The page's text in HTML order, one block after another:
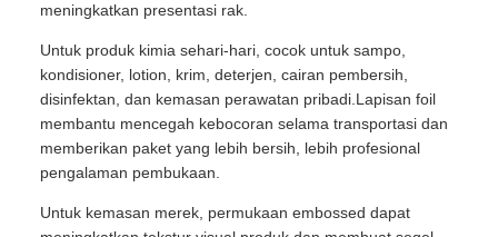
meningkatkan presentasi rak.
Untuk produk kimia sehari-hari, cocok untuk sampo,
kondisioner, lotion, krim, deterjen, cairan pembersih,
disinfektan, dan kemasan perawatan pribadi.Lapisan foil
membantu mencegah kebocoran selama transportasi dan
memberikan paket yang lebih bersih, lebih profesional
pengalaman pembukaan.
Untuk kemasan merek, permukaan embossed dapat